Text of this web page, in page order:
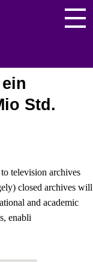
Std.
television archives
closed archives will
and academic
enabli